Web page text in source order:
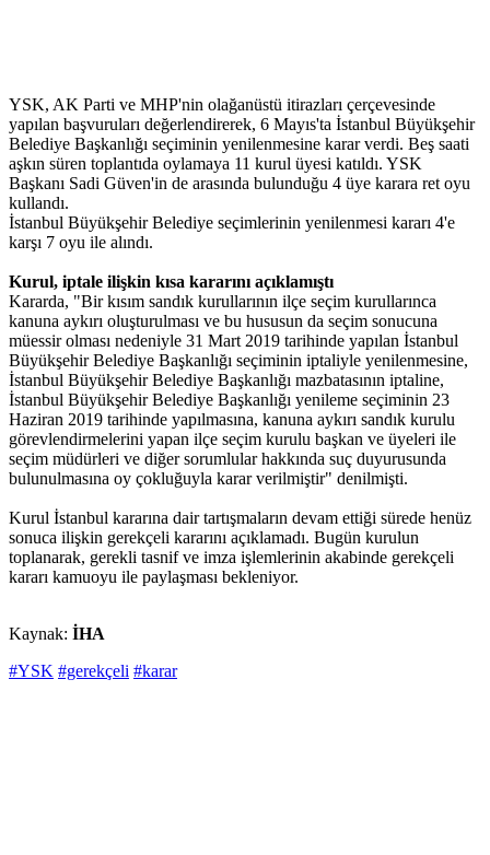
YSK, AK Parti ve MHP'nin olağanüstü itirazları çerçevesinde
yapılan başvuruları değerlendirerek, 6 Mayıs'ta İstanbul Büyükşehir
Belediye Başkanlığı seçiminin yenilenmesine karar verdi. Beş saati
aşkın süren toplantıda oylamaya 11 kurul üyesi katıldı. YSK
Başkanı Sadi Güven'in de arasında bulunduğu 4 üye karara ret oyu
kullandı.
İstanbul Büyükşehir Belediye seçimlerinin yenilenmesi kararı 4'e
karşı 7 oyu ile alındı.
Kurul, iptale ilişkin kısa kararını açıklamıştı
Kararda, "Bir kısım sandık kurullarının ilçe seçim kurullarınca
kanuna aykırı oluşturulması ve bu hususun da seçim sonucuna
müessir olması nedeniyle 31 Mart 2019 tarihinde yapılan İstanbul
Büyükşehir Belediye Başkanlığı seçiminin iptaliyle yenilenmesine,
İstanbul Büyükşehir Belediye Başkanlığı mazbatasının iptaline,
İstanbul Büyükşehir Belediye Başkanlığı yenileme seçiminin 23
Haziran 2019 tarihinde yapılmasına, kanuna aykırı sandık kurulu
görevlendirmelerini yapan ilçe seçim kurulu başkan ve üyeleri ile
seçim müdürleri ve diğer sorumlular hakkında suç duyurusunda
bulunulmasına oy çokluğuyla karar verilmiştir" denilmişti.
Kurul İstanbul kararına dair tartışmaların devam ettiği sürede henüz
sonuca ilişkin gerekçeli kararını açıklamadı. Bugün kurulun
toplanarak, gerekli tasnif ve imza işlemlerinin akabinde gerekçeli
kararı kamuoyu ile paylaşması bekleniyor.
Kaynak: İHA
#YSK #gerekçeli #karar